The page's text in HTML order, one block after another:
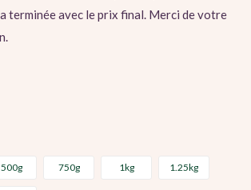
terminée avec le prix final. Merci de votre
500g 750g 1kg 1.25kg